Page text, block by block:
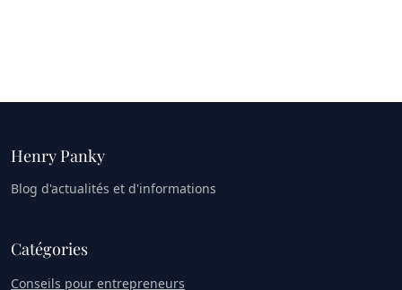
Henry Panky
Blog d'actualités et d'informations
Catégories
Conseils pour entrepreneurs